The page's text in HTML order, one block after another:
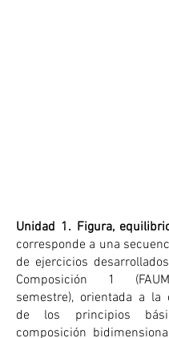
Unidad 1. Figura,
corresponde a una
de ejercicios
Composición 1
semestre), orientada a la
de los principios
composición